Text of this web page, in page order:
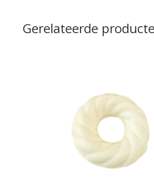
Gerelateerde